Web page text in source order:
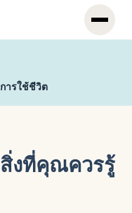
ารใช้ชีวิต
สิ่งที่คุณควรรู้